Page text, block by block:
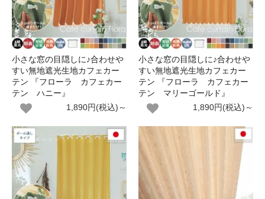
小さな窓の目隠しに♪合わせや
すい無地遮光生地カフェカー
テン 『フローラ カフェカー
テン ハニー』
1,890円(税込)～
小さな窓の目隠しに♪合わせや
すい無地遮光生地カフェカー
テン 『フローラ カフェカー
テン マリーゴールド』
1,890円(税込)～